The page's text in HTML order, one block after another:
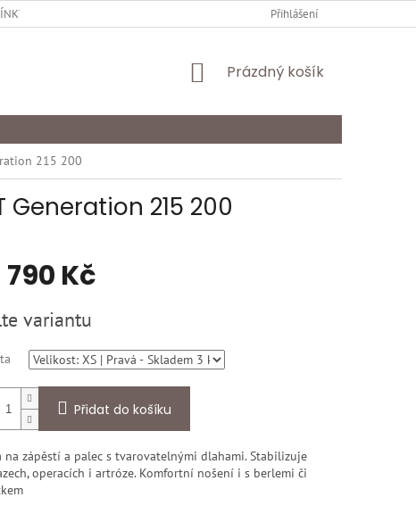
OCHRANY OSOBNÍCH ÚDAJŮ ODSTOUPENÍ OD
Přihlášení
NÁKUPNÍ
Prázdný košík
215 200
215 200
790 Kč
variantu
Přidat do košíku
na zápěstí a palec s tvarovatelnými dlahami. Stabilizuje
operacích i artróze. Komfortní nošení i s berlemi či